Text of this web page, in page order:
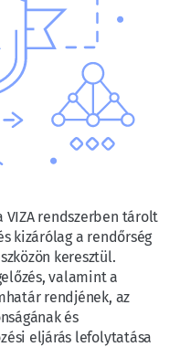
rendszerben tárolt
kizárólag a rendőrség
keresztül.
valamint a
rendjének, az
és
eljárás lefolytatása